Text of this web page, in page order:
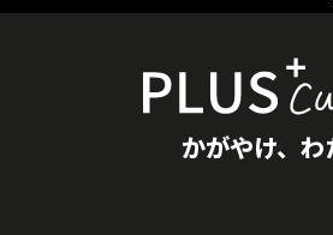
かがやけ、わ